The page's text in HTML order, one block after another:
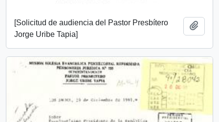
[Solicitud de audiencia del Pastor Presbítero
Jorge Uribe Tapia]